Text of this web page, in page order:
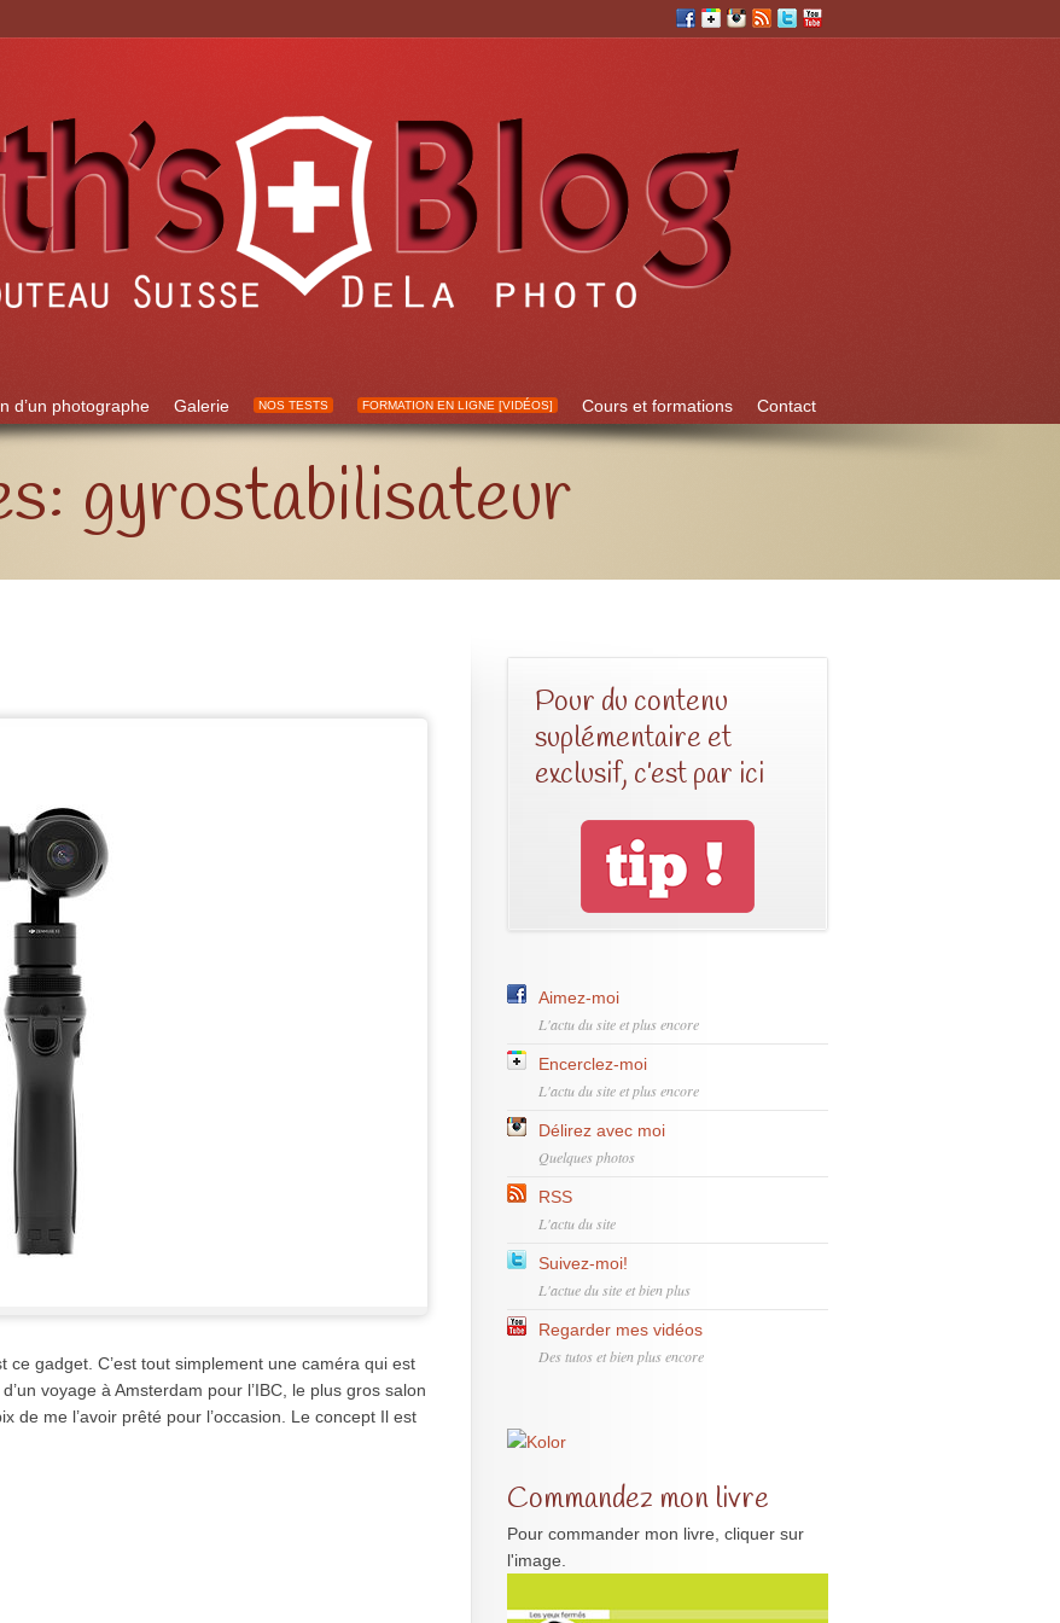
d’un photographe Galerie NOS TESTS FORMATION EN LIGNE [VIDÉOS] Cours et formations Contact
gyrostabilisateur
ce gadget. C’est tout simplement une caméra qui est
voyage à Amsterdam pour l’IBC, le plus gros salon
de me l’avoir prêté pour l’occasion. Le concept Il est
Pour du contenu
suplémentaire et
exclusif, c’est par ici
Aimez-moi
L'actu du site et plus encore
Encerclez-moi
L'actu du site et plus encore
Délirez avec moi
Quelques photos
RSS
L'actu du site
Suivez-moi!
L'actue du site et bien plus
Regarder mes vidéos
Des tutos et bien plus encore
Commandez mon livre
Pour commander mon livre, cliquer sur
l'image.